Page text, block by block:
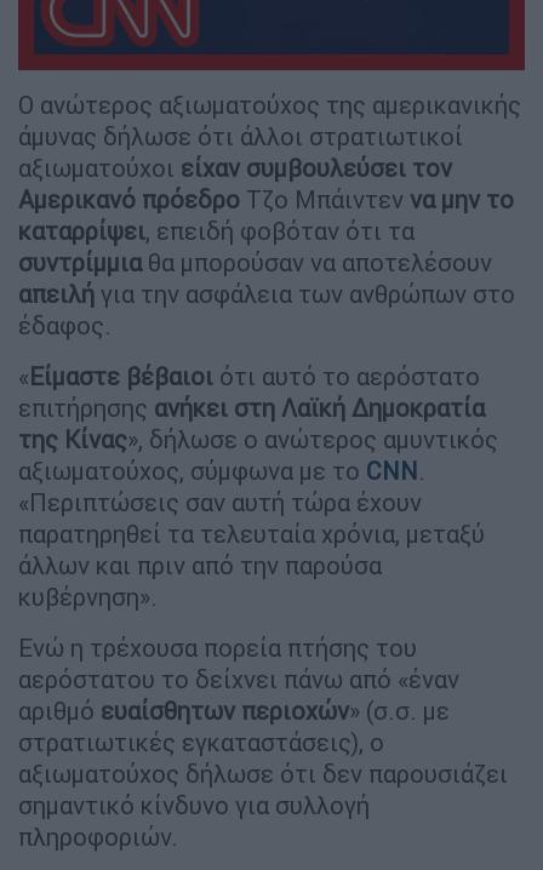
Ο ανώτερος αξιωματούχος της αμερικανικής
άμυνας δήλωσε ότι άλλοι στρατιωτικοί
αξιωματούχοι είχαν συμβουλεύσει τον
Αμερικανό πρόεδρο Τζο Μπάιντεν να μην το
καταρρίψει, επειδή φοβόταν ότι τα
συντρίμμιαθα μπορούσαν να αποτελέσουν
απειλή για την ασφάλεια των ανθρώπων στο
έδαφος.
«Είμαστε βέβαιοι ότι αυτό το αερόστατο
επιτήρησης ανήκει στη Λαϊκή Δημοκρατία
της Κίνας», δήλωσε ο ανώτερος αμυντικός
αξιωματούχος, σύμφωνα με το CNN.
«Περιπτώσεις σαν αυτή τώρα έχουν
παρατηρηθεί τα τελευταία χρόνια, μεταξύ
άλλων και πριν από την παρούσα
κυβέρνηση».
Ενώ η τρέχουσα πορεία πτήσης του
αερόστατου το δείχνει πάνω από «έναν
αριθμό ευαίσθητων περιοχών» (σ.σ. με
στρατιωτικές εγκαταστάσεις), ο
αξιωματούχος δήλωσε ότι δεν παρουσιάζει
σημαντικό κίνδυνο για συλλογή
πληροφοριών.